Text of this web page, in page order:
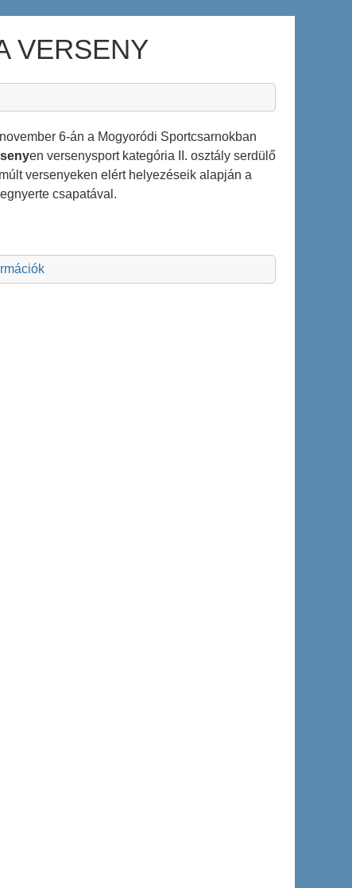
VERSENY
6-án a Mogyoródi Sportcsarnokban
en versenysport kategória II. osztály serdülő
versenyeken elért helyezéseik alapján a
csapatával.